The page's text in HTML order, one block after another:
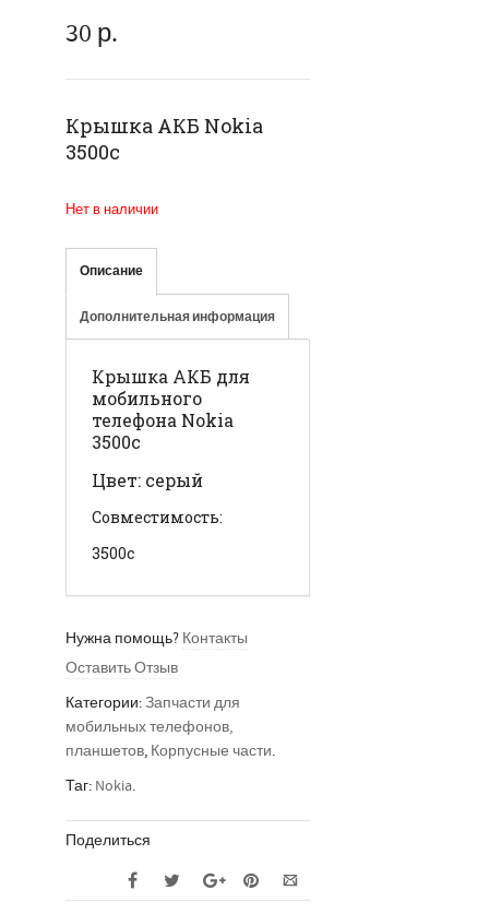
30 р.
Крышка АКБ Nokia
3500c
Нет в наличии
Описание
Дополнительная информация
Крышка АКБ для
мобильного
телефона Nokia
3500c
Цвет: серый
Совместимость:
3500c
Нужна помощь? Контакты
Оставить Отзыв
Категории:Запчасти для
мобильных телефонов,
планшетов, Корпусные части.
Таг: Nokia.
Поделиться